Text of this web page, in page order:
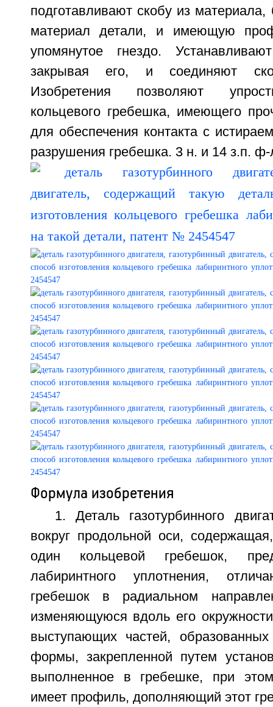
подготавливают скобу из
материал детали, и имеющую
упомянутое гнездо.
закрывая его, и соединяют
Изобретения позволяют
кольцевого гребешка, имеющего
для обеспечения контакта с
разрушения гребешка. 3 н. и 14 з.п.
Формула изобретения
1. Деталь газотурбинного
вокруг продольной оси,
один кольцевой гребешок,
лабиринтного уплотнения,
гребешок в радиальном
изменяющуюся вдоль его
выступающих частей,
формы, закрепленной путем
выполненное в гребешке, при
имеет профиль, дополняющий этот